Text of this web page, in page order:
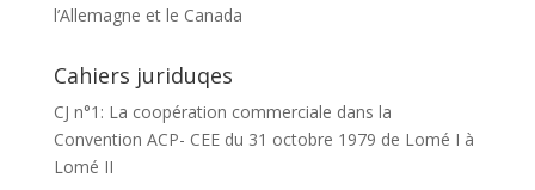
l’Allemagne et le Canada
Cahiers juriduqes
CJ n°1: La coopération commerciale dans la
Convention ACP- CEE du 31 octobre 1979 de Lomé I à
Lomé II